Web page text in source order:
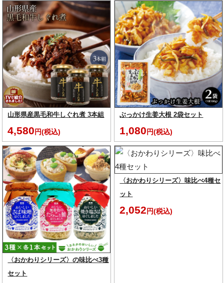
山形県産黒毛和牛しぐれ煮 3本組
4,580 円(税込)
ぶっかけ生姜大根 2袋セット
1,080 円(税込)
〈おかわりシリーズ〉の味比べ3種
セット
〈おかわりシリーズ〉味比べ4種セ
ット
2,052 円(税込)